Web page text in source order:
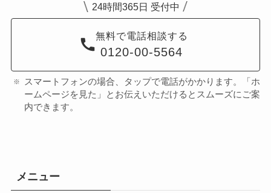
24時間365日 受付中
無料で電話相談する
0120-00-5564
スマートフォンの場合、タップで電話がかかります。「ホ
ームページを見た」とお伝えいただけるとスムーズにご案
内できます。
メニュー